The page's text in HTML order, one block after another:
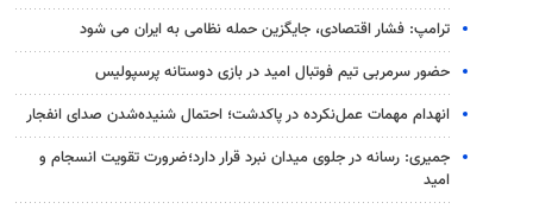
ترامپ: فشار اقتصادی، جایگزین حمله نظامی به ایران می شود
حضور سرمربی تیم فوتبال امید در بازی دوستانه پرسپولیس
انهدام مهمات عمل‌نکرده در پاکدشت؛ احتمال شنیده‌شدن صدای انفجار
جمیری: رسانه‌ در جلوی میدان نبرد قرار دارد؛ضرورت تقویت انسجام و
امید